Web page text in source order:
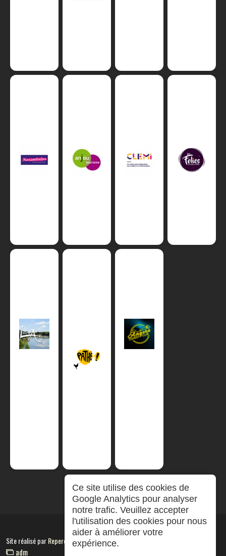
Site réalisé parRepereCom
adm
Ce site utilise des cookies de
Google Analytics pour analyser
notre trafic. Veuillez accepter
l'utilisation des cookies pour nous
aider à améliorer votre
expérience.